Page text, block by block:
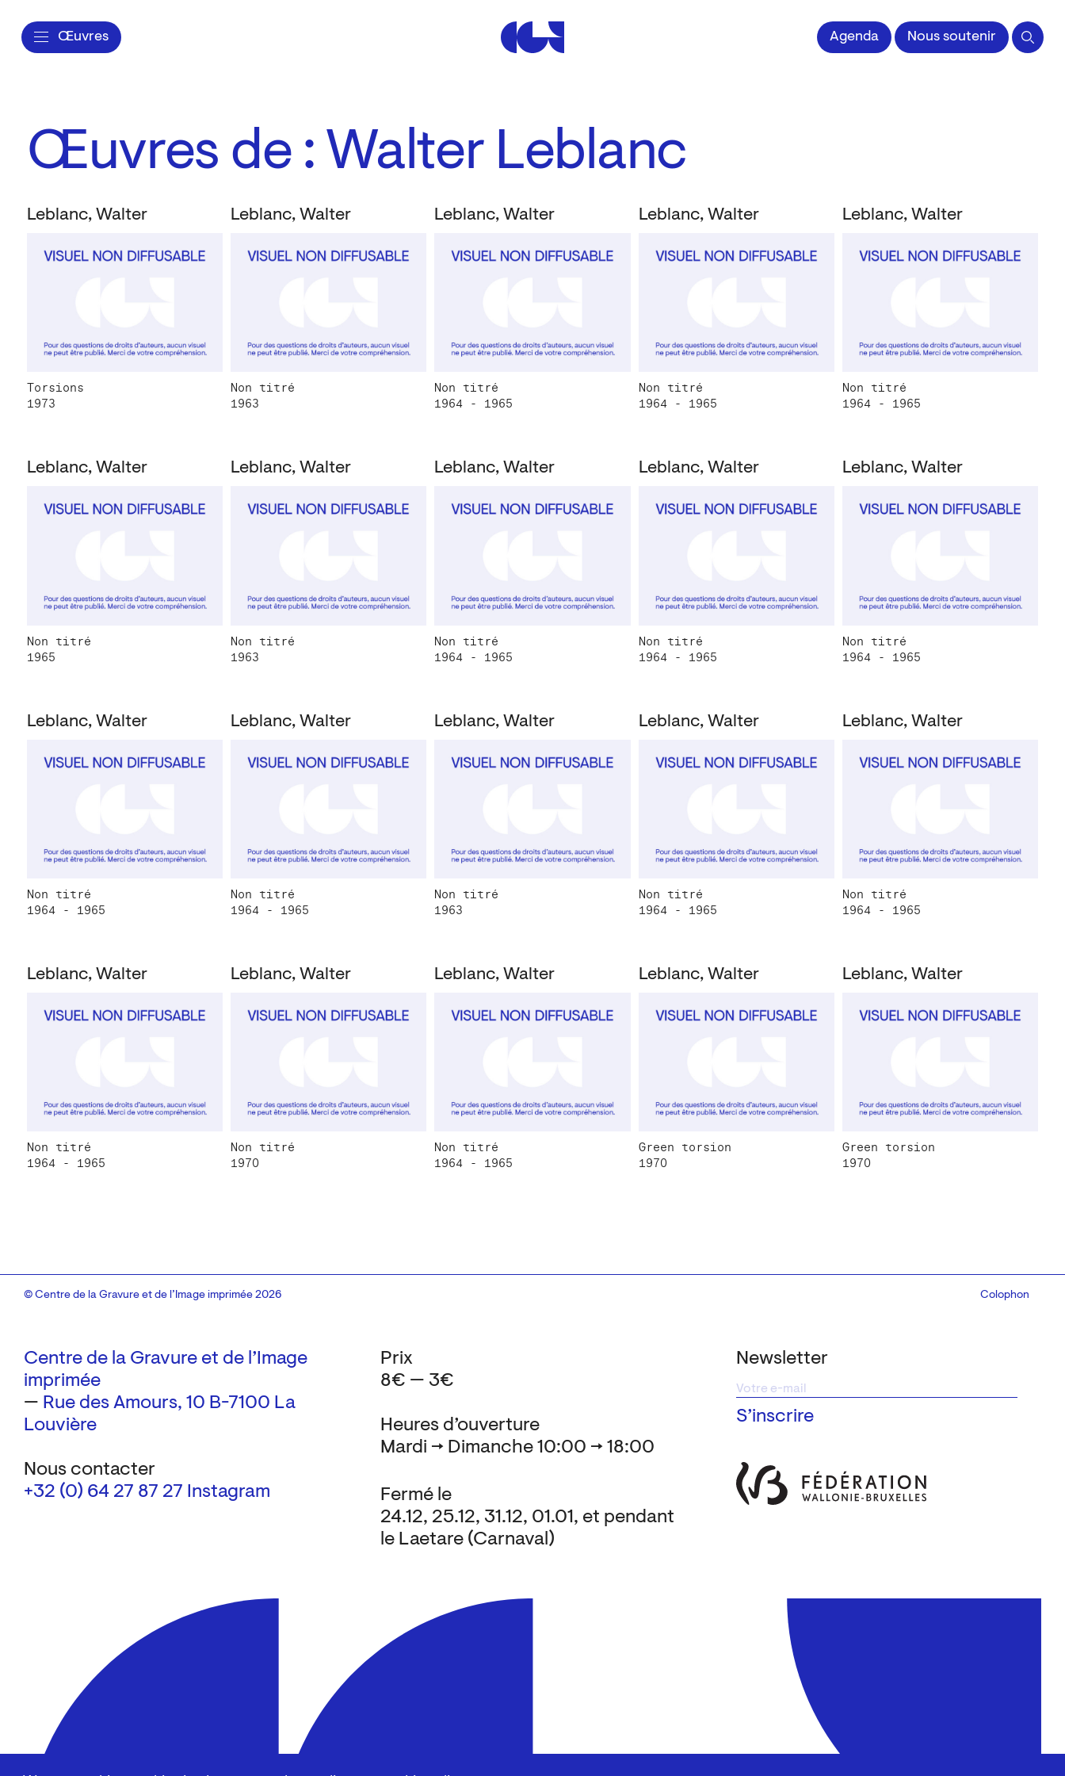
Œuvres Centre de la Gravure et de l'Image impriméeAgenda Nous soutenir
Œuvres de : Walter Leblanc
Leblanc, Walter
Torsions
1973
Leblanc, Walter
Non titré
1963
Leblanc, Walter
Non titré
1964 - 1965
Leblanc, Walter
Non titré
1964 - 1965
Leblanc, Walter
Non titré
1964 - 1965
Leblanc, Walter
Non titré
1965
Leblanc, Walter
Non titré
1963
Leblanc, Walter
Non titré
1964 - 1965
Leblanc, Walter
Non titré
1964 - 1965
Leblanc, Walter
Non titré
1964 - 1965
Leblanc, Walter
Non titré
1964 - 1965
Leblanc, Walter
Non titré
1964 - 1965
Leblanc, Walter
Non titré
1963
Leblanc, Walter
Non titré
1964 - 1965
Leblanc, Walter
Non titré
1964 - 1965
Leblanc, Walter
Non titré
1964 - 1965
Leblanc, Walter
Non titré
1970
Leblanc, Walter
Non titré
1964 - 1965
Leblanc, Walter
Green torsion
1970
Leblanc, Walter
Green torsion
1970
Centre de la Gravure et de l’Image
imprimée
— Rue des Amours, 10 B-7100 La
Louvière
Nous contacter
+32 (0) 64 27 87 27 Instagram
Newsletter
Heures d’ouverture
Mardi → Dimanche 10:00 → 18:00
Fermé le
24.12, 25.12, 31.12, 01.01, et pendant
le Laetare (Carnaval)
Prix
8€ — 3€
© Centre de la Gravure et de l’Image imprimée 2026 Colophon
Design:Marcel